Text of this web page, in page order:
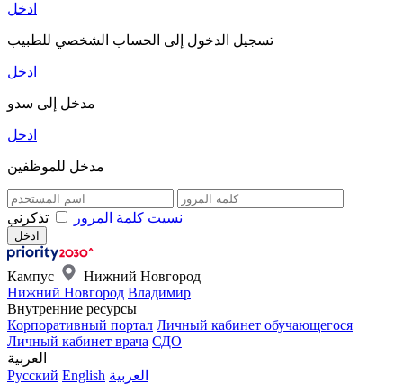
ادخل
تسجيل الدخول إلى الحساب الشخصي للطبيب
ادخل
مدخل إلى سدو
ادخل
مدخل للموظفين
نسيت كلمة المرور تذكرني
Кампус
Нижний Новгород
Нижний Новгород Владимир
Внутренние ресурсы
Корпоративный портал Личный кабинет обучающегося
Личный кабинет врача СДО
العربية
Русский English العربية